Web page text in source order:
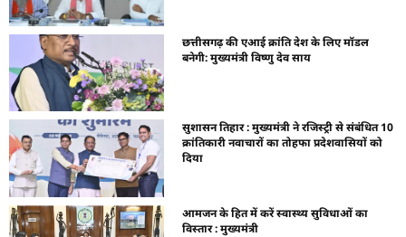
छत्तीसगढ़ की एआई क्रांति देश के लिए मॉडल
बनेगी: मुख्यमंत्री विष्णु देव साय
सुशासन तिहार : मुख्यमंत्री ने रजिस्ट्री से संबंधित 10
क्रांतिकारी नवाचारों का तोहफा प्रदेशवासियों को
दिया
आमजन के हित में करें स्वास्थ्य सुविधाओं का
विस्तार : मुख्यमंत्री